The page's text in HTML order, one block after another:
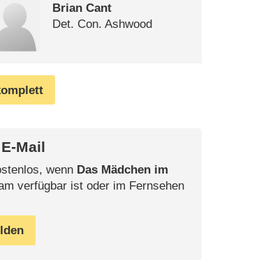
Brian Cant
Det. Con. Ashwood
E-Mail
wenn Das Mädchen im
verfügbar ist oder im Fernsehen